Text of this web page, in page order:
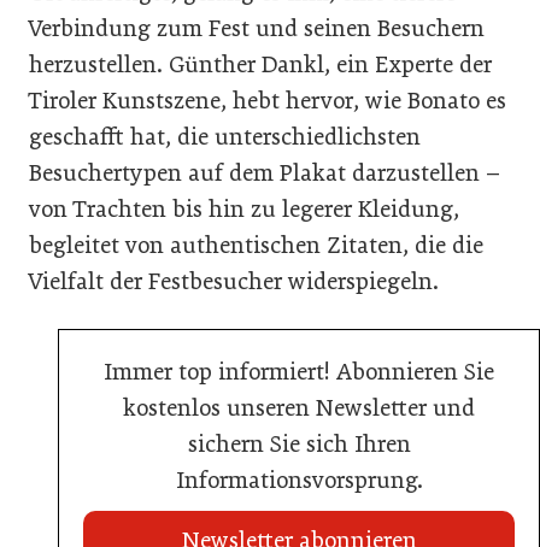
Verbindung zum Fest und seinen Besuchern
herzustellen. Günther Dankl, ein Experte der
Tiroler Kunstszene, hebt hervor, wie Bonato es
geschafft hat, die unterschiedlichsten
Besuchertypen auf dem Plakat darzustellen –
von Trachten bis hin zu legerer Kleidung,
begleitet von authentischen Zitaten, die die
Vielfalt der Festbesucher widerspiegeln.
Immer top informiert! Abonnieren Sie
kostenlos unseren Newsletter und
sichern Sie sich Ihren
Informationsvorsprung.
Newsletter abonnieren